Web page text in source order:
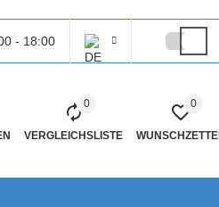
- 18:00
0
VERGLEICHSLISTE
0